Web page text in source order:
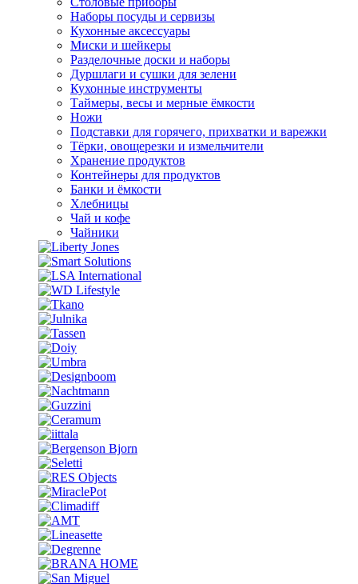
Наборы посуды и сервизы
Кухонные аксессуары
Миски и шейкеры
Разделочные доски и наборы
Дуршлаги и сушки для зелени
Кухонные инструменты
Таймеры, весы и мерные ёмкости
Ножи
Подставки для горячего, прихватки и варежки
Тёрки, овощерезки и измельчители
Хранение продуктов
Контейнеры для продуктов
Банки и ёмкости
Хлебницы
Чай и кофе
Чайники